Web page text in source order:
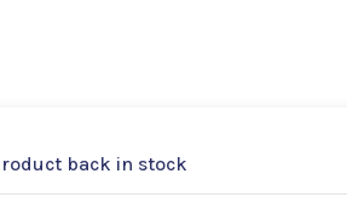
back in stock